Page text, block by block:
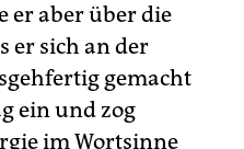
er aber über die
er sich an der
gemacht
ein und zog
im Wortsinne